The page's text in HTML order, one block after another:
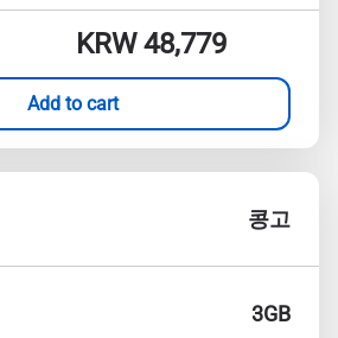
KRW 48,779
Add to cart
콩고
3GB